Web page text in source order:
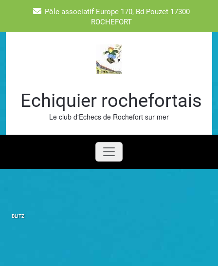
Pôle associatif Europe 170, Bd Pouzet 17300
ROCHEFORT
Echiquier rochefortais
Le club d'Echecs de Rochefort sur mer
BLITZ